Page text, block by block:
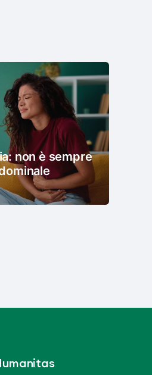
non è sempre